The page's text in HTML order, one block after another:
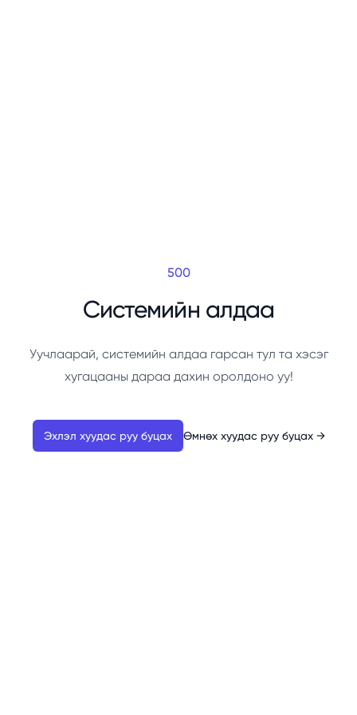
500
Системийн алдаа
Уучлаарай, системийн алдаа гарсан тул та хэсэг
хугацааны дараа дахин оролдоно уу!
Эхлэл хуудас руу буцах Өмнөх хуудас руу буцах →